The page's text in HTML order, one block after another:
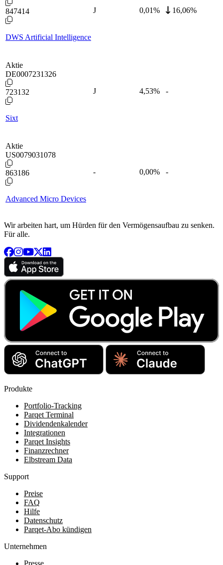
847414
DWS Artificial Intelligence
J 0,01% 16,06%
Aktie
DE0007231326
723132
Sixt
J 4,53% -
Aktie
US0079031078
863186
Advanced Micro Devices
- 0,00% -
Wir arbeiten hart, um Hürden für den Vermögensaufbau zu senken.
Für alle.
Produkte
Portfolio-Tracking
Parqet Terminal
Dividendenkalender
Integrationen
Parqet Insights
Finanzrechner
Elbstream Data
Support
Preise
FAQ
Hilfe
Datenschutz
Parqet-Abo kündigen
Unternehmen
Presse